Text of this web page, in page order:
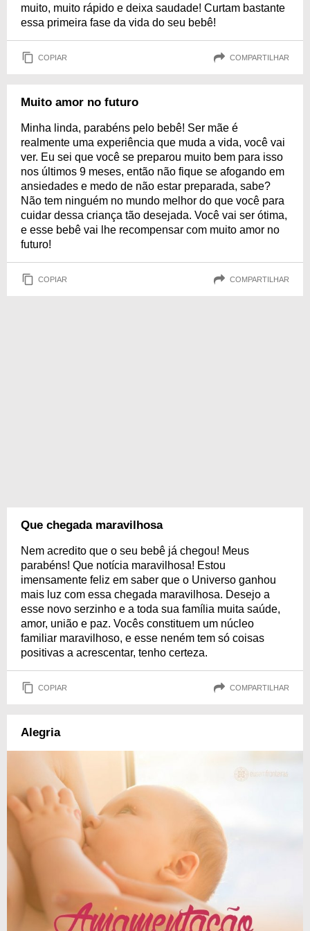
muito, muito rápido e deixa saudade! Curtam bastante
essa primeira fase da vida do seu bebê!
COPIAR COMPARTILHAR
Muito amor no futuro
Minha linda, parabéns pelo bebê! Ser mãe é
realmente uma experiência que muda a vida, você vai
ver. Eu sei que você se preparou muito bem para isso
nos últimos 9 meses, então não fique se afogando em
ansiedades e medo de não estar preparada, sabe?
Não tem ninguém no mundo melhor do que você para
cuidar dessa criança tão desejada. Você vai ser ótima,
e esse bebê vai lhe recompensar com muito amor no
futuro!
COPIAR COMPARTILHAR
Que chegada maravilhosa
Nem acredito que o seu bebê já chegou! Meus
parabéns! Que notícia maravilhosa! Estou
imensamente feliz em saber que o Universo ganhou
mais luz com essa chegada maravilhosa. Desejo a
esse novo serzinho e a toda sua família muita saúde,
amor, união e paz. Vocês constituem um núcleo
familiar maravilhoso, e esse neném tem só coisas
positivas a acrescentar, tenho certeza.
COPIAR COMPARTILHAR
Alegria